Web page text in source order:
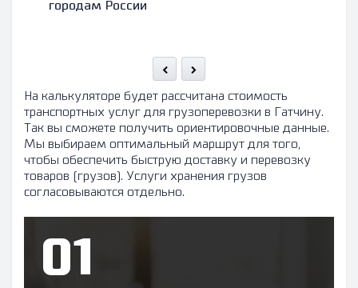
городам России
На калькуляторе будет рассчитана стоимость
транспортных услуг для грузоперевозки в Гатчину.
Так вы сможете получить ориентировочные данные.
Мы выбираем оптимальный маршрут для того,
чтобы обеспечить быструю доставку и перевозку
товаров (грузов). Услуги хранения грузов
согласовываются отдельно.